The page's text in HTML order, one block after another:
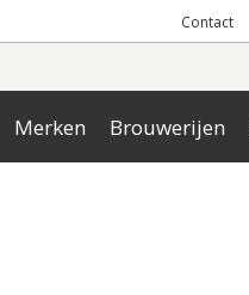
Contact
Merken Brouwerijen